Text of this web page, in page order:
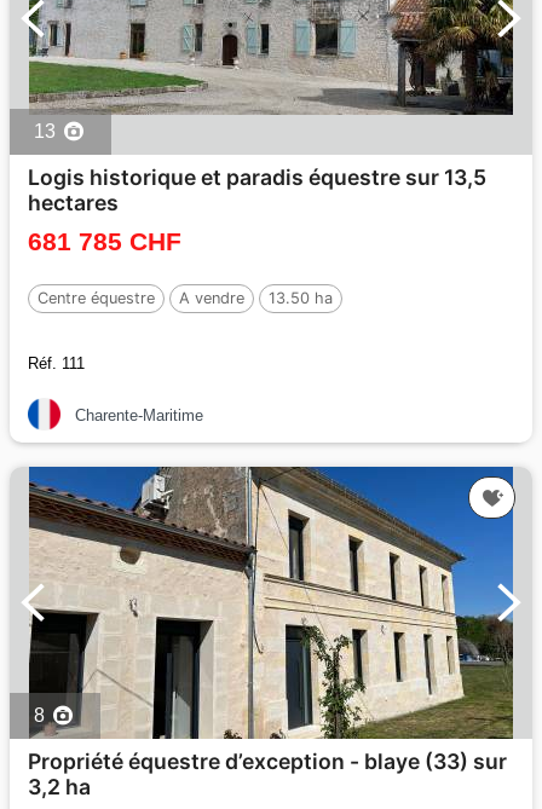
13
Logis historique et paradis équestre sur 13,5
hectares
681 785 CHF
Centre équestre A vendre 13.50 ha
Réf. 111
Charente-Maritime
8
Propriété équestre d’exception - blaye (33) sur
3,2 ha